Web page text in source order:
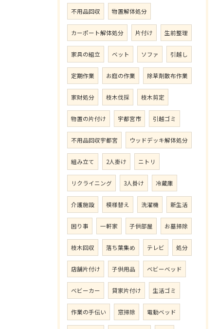
不用品回収 物置解体処分
カーポート解体処分 片付け 生前整理
家具の組立 ベット ソファ 引越し
定期作業 お庭の作業 除草剤散布作業
家財処分 枝木伐採 枝木剪定
物置の片付け 宇都宮市 引越ゴミ
不用品回収宇都宮 ウッドデッキ解体処分
組み立て 2人掛け ニトリ
リクライニング 3人掛け 冷蔵庫
介護施設 模様替え 洗濯機 新生活
困り事 一軒家 子供部屋 お墓掃除
枝木回収 落ち葉集め テレビ 処分
店舗片付け 子供用品 ベビーベッド
ベビーカー 貸家片付け 生活ゴミ
作業の手伝い 窓掃除 電動ベッド